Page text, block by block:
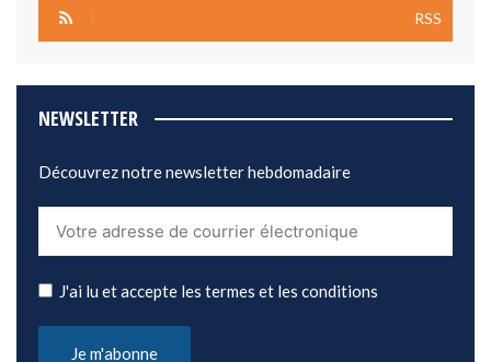
RSS
NEWSLETTER
Découvrez notre newsletter hebdomadaire
J'ai lu et accepte les termes et les conditions